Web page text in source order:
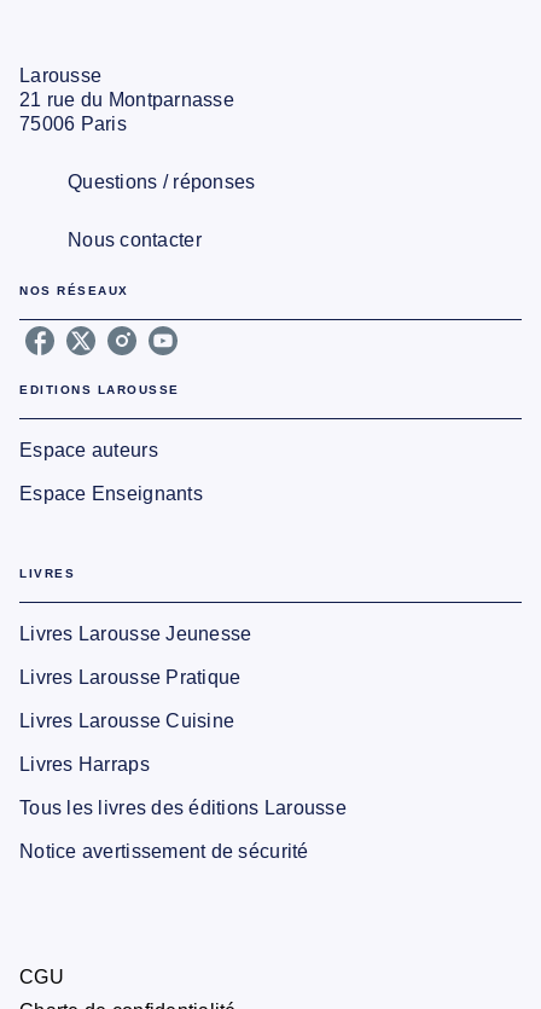
Larousse
21 rue du Montparnasse
75006 Paris
Questions / réponses
Nous contacter
NOS RÉSEAUX
EDITIONS LAROUSSE
Espace auteurs
Espace Enseignants
LIVRES
Livres Larousse Jeunesse
Livres Larousse Pratique
Livres Larousse Cuisine
Livres Harraps
Tous les livres des éditions Larousse
Notice avertissement de sécurité
CGU